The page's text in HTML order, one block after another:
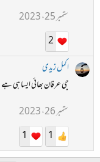
ستمبر 25، 2023
2
اکمل زیدی
جی عرفان بھائی ایسا ہی
ستمبر 26، 2023
1
1